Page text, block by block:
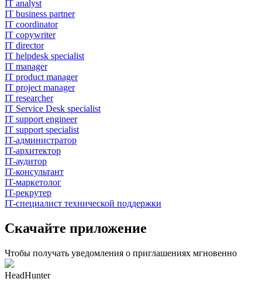
IT analyst
IT business partner
IT coordinator
IT copywriter
IT director
IT helpdesk specialist
IT manager
IT product manager
IT project manager
IT researcher
IT Service Desk specialist
IT support engineer
IT support specialist
IT-администратор
IT-архитектор
IT-аудитор
IT-консультант
IT-маркетолог
IT-рекрутер
IT-специалист технической поддержки
Скачайте приложение
Чтобы получать уведомления о приглашениях мгновенно
HeadHunter